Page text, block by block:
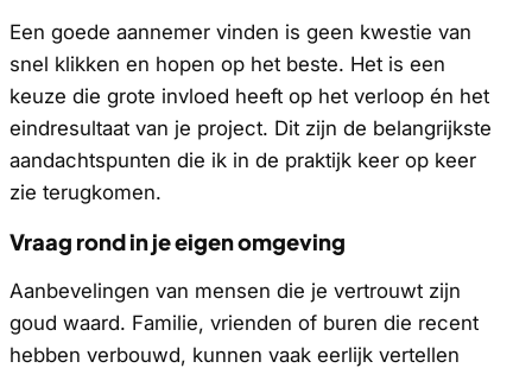
Een goede aannemer vinden is geen kwestie van
snel klikken en hopen op het beste. Het is een
keuze die grote invloed heeft op het verloop én het
eindresultaat van je project. Dit zijn de belangrijkste
aandachtspunten die ik in de praktijk keer op keer
zie terugkomen.
Vraag rond in je eigen omgeving
Aanbevelingen van mensen die je vertrouwt zijn
goud waard. Familie, vrienden of buren die recent
hebben verbouwd, kunnen vaak eerlijk vertellen